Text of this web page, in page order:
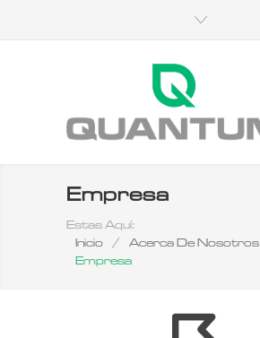
Empresa
Estas Aquí:
Inicio
/ Acerca De Nosotros
Empresa